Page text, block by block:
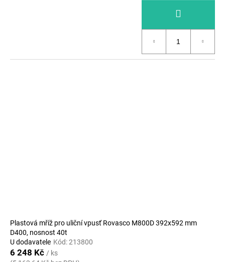
Plastová mříž pro uliční vpusť Rovasco M800D 392x592 mm
D400, nosnost 40t
U dodavatele Kód:213800
6 248 Kč / ks